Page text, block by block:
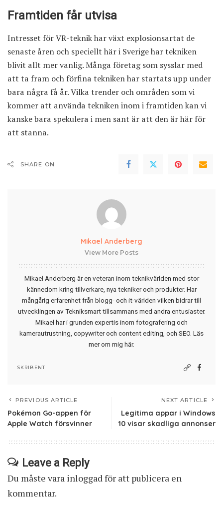
Framtiden får utvisa
Intresset för VR-teknik har växt explosionsartat de
senaste åren och speciellt här i Sverige har tekniken
blivit allt mer vanlig. Många företag som sysslar med
att ta fram och förfina tekniken har startats upp under
bara några få år.Vilka trender och områden som vi
kommer att använda tekniken inom i framtiden kan vi
kanske bara spekulera i men sant är att den är här för
att stanna.
SHARE ON
Mikael Anderberg
View More Posts
Mikael Anderberg är en veteran inom teknikvärlden med stor
kännedom kring tillverkare, nya tekniker och produkter. Har
mångårig erfarenhet från blogg- och it-världen vilken bidrar till
utvecklingen av Tekniksmart tillsammans med andra entusiaster.
Mikael har i grunden expertis inom fotografering och
kamerautrustning, copywriter och content editing, och SEO. Läs
mer om mig här.
SKRIBENT
PREVIOUS ARTICLE
Pokémon Go-appen för
Apple Watch försvinner
NEXT ARTICLE
Legitima appar i Windows
10 visar skadliga annonser
Leave a Reply
Du måste vara inloggadför att publicera en
kommentar.